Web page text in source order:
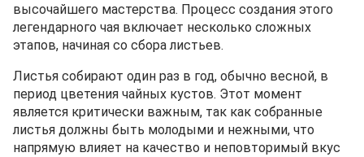
высочайшего мастерства. Процесс создания этого
легендарного чая включает несколько сложных
этапов, начиная со сбора листьев.
Листья собирают один раз в год, обычно весной, в
период цветения чайных кустов. Этот момент
является критически важным, так как собранные
листья должны быть молодыми и нежными, что
напрямую влияет на качество и неповторимый вкус